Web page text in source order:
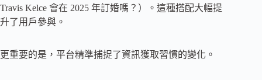
Travis Kelce 會在 2025 年訂婚嗎？）。這種搭配大幅提
升了用戶參與。
更重要的是，平台精準捕捉了資訊獲取習慣的變化。